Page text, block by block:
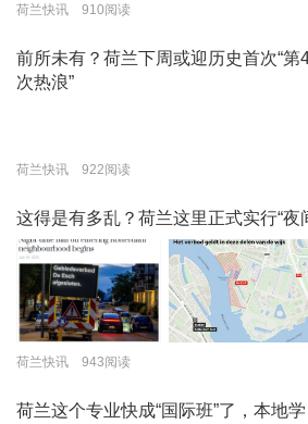
荷兰快讯 910阅读
前所未有？荷兰下周或迎历史首次“第
次热浪”
荷兰快讯 922阅读
这得是有多乱？荷兰这里正式实行“夜
荷兰快讯 943阅读
荷兰这个专业快成“国际班”了，本地学